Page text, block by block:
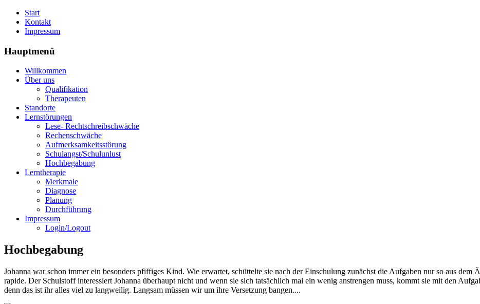
Start
Kontakt
Impressum
Hauptmenü
Willkommen
Über uns
Qualifikation
Therapeuten
Standorte
Lernstörungen
Lese- Rechtschreibschwäche
Rechenschwäche
Aufmerksamkeitsstörung
Schulangst/Schulunlust
Hochbegabung
Lerntherapie
Merkmale
Diagnose
Planung
Durchführung
Impressum
Login/Logout
Hochbegabung
Johanna war schon immer ein besonders pfiffiges Kind. Wie erwartet, schüttelte sie nach der Einschulung zunächst die Aufgaben nur so aus
rapide. Der Schulstoff interessiert Johanna überhaupt nicht und wenn sie sich tatsächlich mal ein wenig anstrengen muss, kommt sie mit den
denn das ist ihr alles viel zu langweilig. Langsam müssen wir um ihre Versetzung bangen....